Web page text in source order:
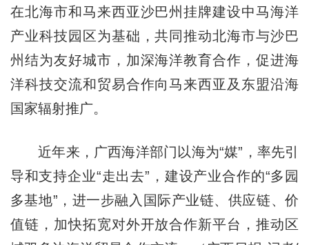
在北海市和马来西亚沙巴州挂牌建设中马海洋
产业科技园区为基础，共同推动北海市与沙巴
州结为友好城市，加深海洋教育合作，促进海
洋科技交流和贸易合作向马来西亚及东盟沿海
国家辐射推广。
近年来，广西海洋部门以海为“媒”，率先引
导和支持企业“走出去”，建设产业合作的“多园
多基地”，进一步融入国际产业链、供应链、价
值链，加快拓宽对外开放合作新平台，推动区